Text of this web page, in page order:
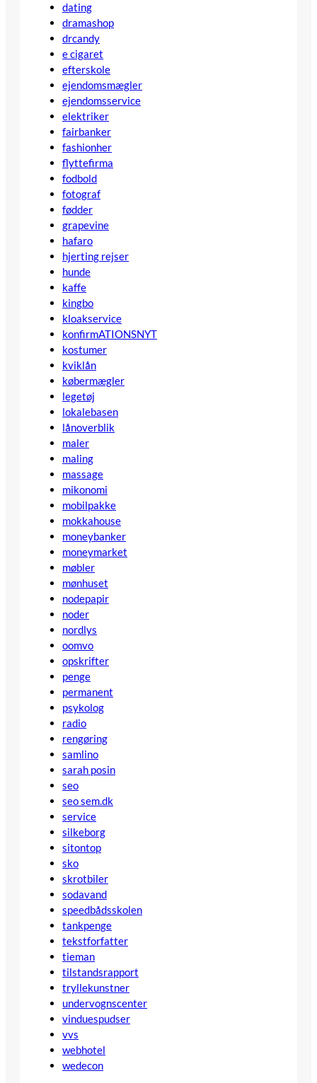
dating
dramashop
drcandy
e cigaret
efterskole
ejendomsmægler
ejendomsservice
elektriker
fairbanker
fashionher
flyttefirma
fodbold
fotograf
fødder
grapevine
hafaro
hjerting rejser
hunde
kaffe
kingbo
kloakservice
konfirmATIONSNYT
kostumer
kviklån
købermægler
legetøj
lokalebasen
lånoverblik
maler
maling
massage
mikonomi
mobilpakke
mokkahouse
moneybanker
moneymarket
møbler
mønhuset
nodepapir
noder
nordlys
oomvo
opskrifter
penge
permanent
psykolog
radio
rengøring
samlino
sarah posin
seo
seo sem.dk
service
silkeborg
sitontop
sko
skrotbiler
sodavand
speedbådsskolen
tankpenge
tekstforfatter
tieman
tilstandsrapport
tryllekunstner
undervognscenter
vinduespudser
vvs
webhotel
wedecon